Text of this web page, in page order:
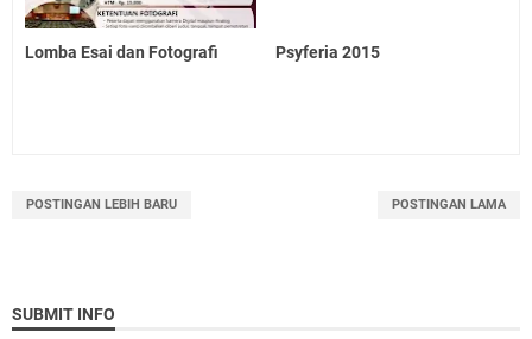
Lomba Esai dan Fotografi Psyferia 2015
POSTINGAN LEBIH BARU POSTINGAN LAMA
SUBMIT INFO